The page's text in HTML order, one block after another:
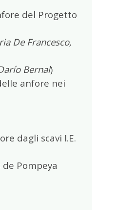
del Progetto
De Francesco,
Bernal)
anfore nei
dagli scavi I.E.
Pompeya